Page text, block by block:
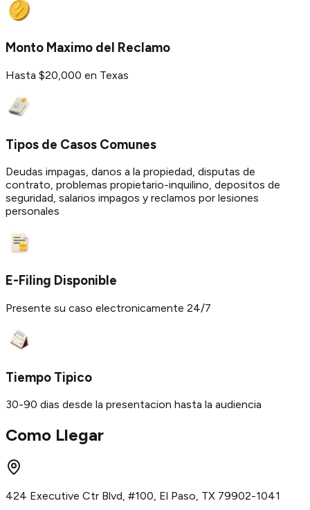
Monto Maximo del Reclamo
Hasta $20,000 en Texas
Tipos de Casos Comunes
Deudas impagas, danos a la propiedad, disputas de
contrato, problemas propietario-inquilino, depositos de
seguridad, salarios impagos y reclamos por lesiones
personales
E-Filing Disponible
Presente su caso electronicamente 24/7
Tiempo Tipico
30-90 dias desde la presentacion hasta la audiencia
Como Llegar
424 Executive Ctr Blvd, #100, El Paso, TX 79902-1041